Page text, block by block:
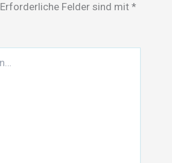
Erforderliche Felder sind mit *